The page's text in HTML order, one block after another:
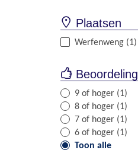
Plaatsen
Werfenweng (1)
Beoordeling
9 of hoger (1)
8 of hoger (1)
7 of hoger (1)
6 of hoger (1)
Toon alle